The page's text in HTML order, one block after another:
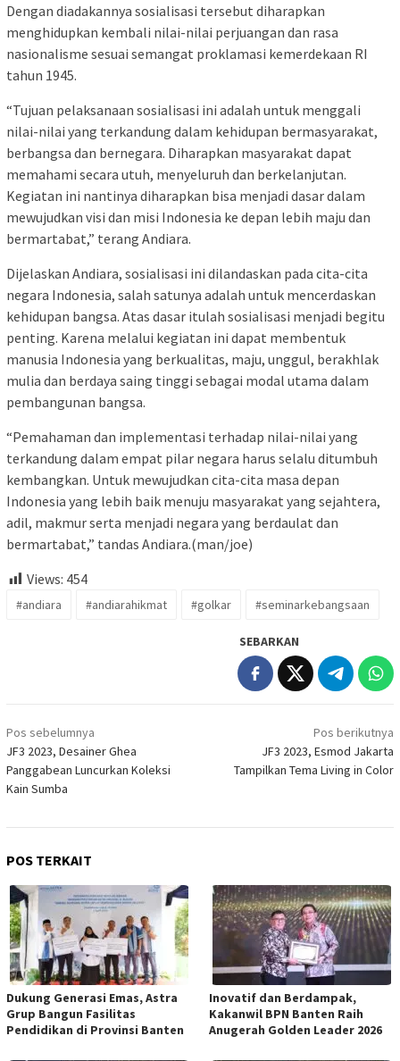
Dengan diadakannya sosialisasi tersebut diharapkan
menghidupkan kembali nilai-nilai perjuangan dan rasa
nasionalisme sesuai semangat proklamasi kemerdekaan RI
tahun 1945.
“Tujuan pelaksanaan sosialisasi ini adalah untuk menggali
nilai-nilai yang terkandung dalam kehidupan bermasyarakat,
berbangsa dan bernegara. Diharapkan masyarakat dapat
memahami secara utuh, menyeluruh dan berkelanjutan.
Kegiatan ini nantinya diharapkan bisa menjadi dasar dalam
mewujudkan visi dan misi Indonesia ke depan lebih maju dan
bermartabat,” terang Andiara.
Dijelaskan Andiara, sosialisasi ini dilandaskan pada cita-cita
negara Indonesia, salah satunya adalah untuk mencerdaskan
kehidupan bangsa. Atas dasar itulah sosialisasi menjadi begitu
penting. Karena melalui kegiatan ini dapat membentuk
manusia Indonesia yang berkualitas, maju, unggul, berakhlak
mulia dan berdaya saing tinggi sebagai modal utama dalam
pembangunan bangsa.
“Pemahaman dan implementasi terhadap nilai-nilai yang
terkandung dalam empat pilar negara harus selalu ditumbuh
kembangkan. Untuk mewujudkan cita-cita masa depan
Indonesia yang lebih baik menuju masyarakat yang sejahtera,
adil, makmur serta menjadi negara yang berdaulat dan
bermartabat,” tandas Andiara.(man/joe)
Views: 454
#andiara #andiarahikmat #golkar #seminarkebangsaan
SEBARKAN
Navigasi
pos
Pos sebelumnya
JF3 2023, Desainer Ghea
Panggabean Luncurkan Koleksi
Kain Sumba
Pos berikutnya
JF3 2023, Esmod Jakarta
Tampilkan Tema Living in Color
POS TERKAIT
Dukung Generasi Emas, Astra
Grup Bangun Fasilitas
Pendidikan di Provinsi Banten
Inovatif dan Berdampak,
Kakanwil BPN Banten Raih
Anugerah Golden Leader 2026